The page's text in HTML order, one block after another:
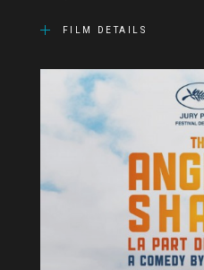
FILM DETAILS